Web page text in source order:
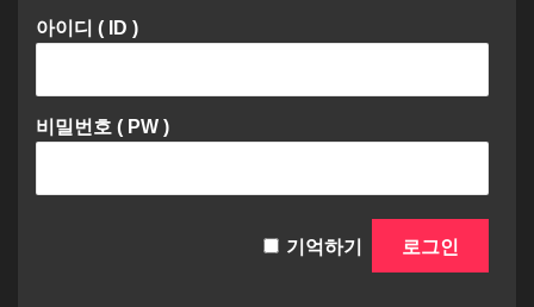
아이디 ( ID )
비밀번호 ( PW )
기억하기